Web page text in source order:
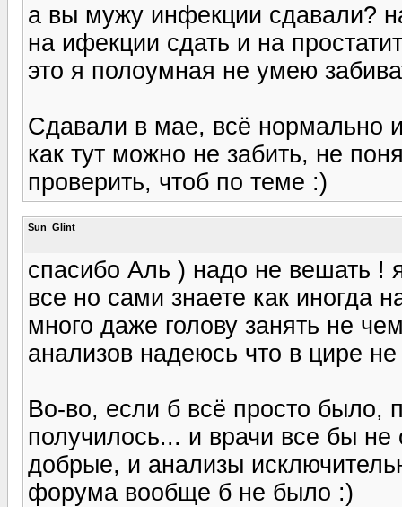
а вы мужу инфекции сдавали?
на ифекции сдать и на
это я полоумная не умею
Сдавали в мае, всё нормально
как тут можно не забить, не
проверить, чтоб по теме :)
Sun_Glint
спасибо Аль ) надо не вешать !
все но сами знаете как иногда
много даже голову занять не
анализов надеюсь что в цире
Во-во, если б всё просто было,
получилось... и врачи все бы
добрые, и анализы
форума вообще б не было :)